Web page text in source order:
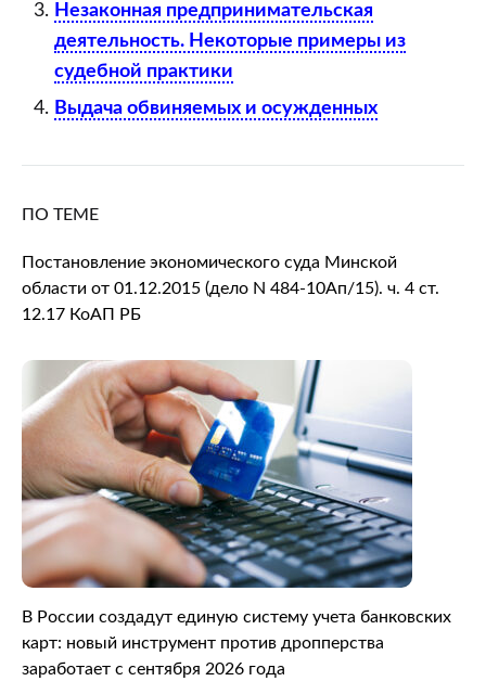
Незаконная предпринимательская
деятельность. Некоторые примеры из
судебной практики
Выдача обвиняемых и осужденных
ПО ТЕМЕ
Постановление экономического суда Минской
области от 01.12.2015 (дело N 484-10Ап/15). ч. 4 ст.
12.17 КоАП РБ
В России создадут единую систему учета банковских
карт: новый инструмент против дропперства
заработает с сентября 2026 года